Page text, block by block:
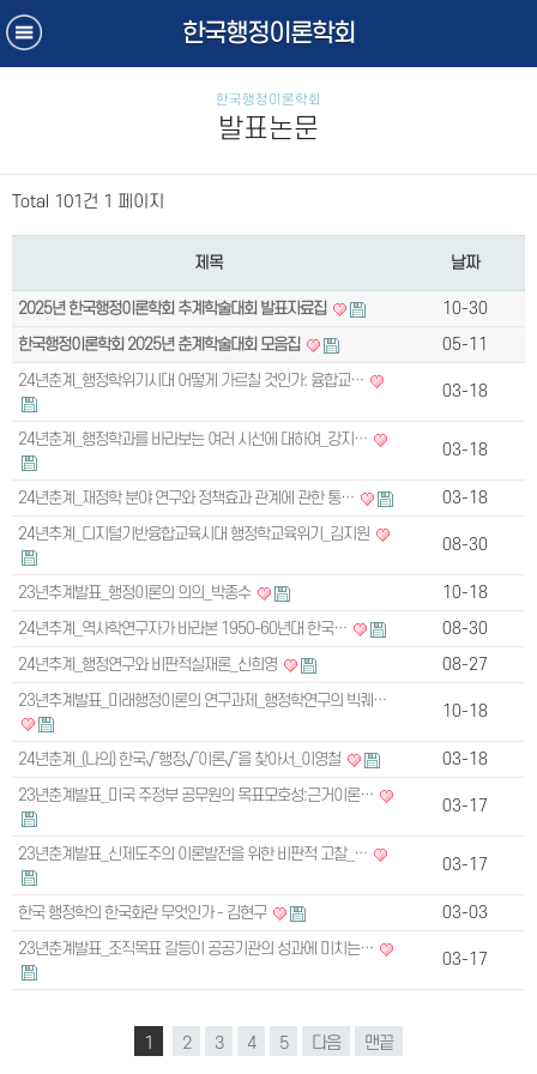
한국행정이론학회
한국행정이론학회
발표논문
Total 101건 1 페이지
제목 날짜
2025년 한국행정이론학회 추계학술대회 발표자료집
10-30
한국행정이론학회 2025년 춘계학술대회 모음집
05-11
24년춘계_행정학위기시대 어떻게 가르칠 것인가: 융합교…
03-18
24년춘계_행정학과를 바라보는 여러 시선에 대하여_강지…
03-18
24년춘계_재정학 분야 연구와 정책효과 관계에 관한 통…
03-18
24년추계_디지털기반융합교육시대 행정학교육위기_김지원
08-30
23년추계발표_행정이론의 의의_박종수
10-18
24년추계_역사학연구자가 바라본 1950-60년대 한국…
08-30
24년추계_행정연구와 비판적실재론_신희영
08-27
23년추계발표_미래행정이론의 연구과제_행정학연구의 빅퀘…
10-18
24년춘계_(나의) 한국√행정√이론√을 찾아서_이영철
03-18
23년춘계발표_미국 주정부 공무원의 목표모호성:근거이론…
03-17
23년춘계발표_신제도주의 이론발전을 위한 비판적 고찰_…
03-17
한국 행정학의 한국화란 무엇인가 - 김현구
03-03
23년춘계발표_조직목표 갈등이 공공기관의 성과에 미치는…
03-17
1 2 3 4 5 다음 맨끝